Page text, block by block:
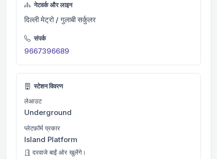
नेटवर्क और लाइन
दिल्ली मेट्रो / गुलाबी सर्कुलर
संपर्क
9667396689
स्टेशन विवरण
लेआउट
Underground
प्लेटफ़ॉर्म प्रकार
Island Platform
दरवाजे बाईं ओर खुलेंगे।